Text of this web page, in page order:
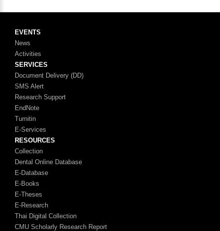
EVENTS
News
Activities
SERVICES
Document Delivery (DD)
SMS Alert
Research Support
EndNote
Turnitin
E-Services
RESOURCES
Collection
Dental Online Database
E-Database
E-Books
E-Theses
E-Research
Thai Digital Collection
CMU Scholarly Research Report